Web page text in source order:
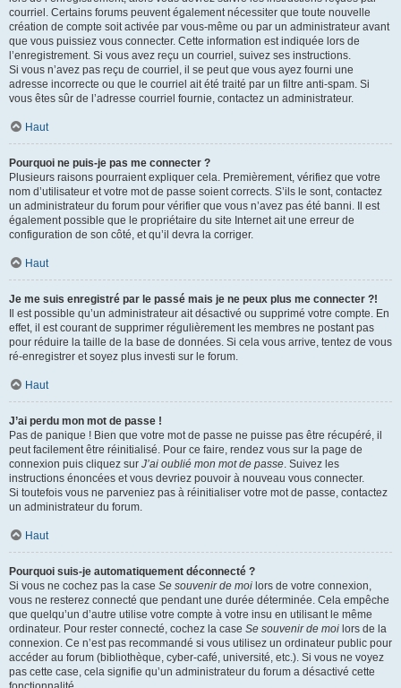
courriel. Certains forums peuvent également nécessiter que toute nouvelle
création de compte soit activée par vous-même ou par un administrateur avant
que vous puissiez vous connecter. Cette information est indiquée lors de
l’enregistrement. Si vous avez reçu un courriel, suivez ses instructions.
Si vous n’avez pas reçu de courriel, il se peut que vous ayez fourni une
adresse incorrecte ou que le courriel ait été traité par un filtre anti-spam. Si
vous êtes sûr de l’adresse courriel fournie, contactez un administrateur.
Haut
Pourquoi ne puis-je pas me connecter ?
Plusieurs raisons pourraient expliquer cela. Premièrement, vérifiez que votre
nom d’utilisateur et votre mot de passe soient corrects. S’ils le sont, contactez
un administrateur du forum pour vérifier que vous n’avez pas été banni. Il est
également possible que le propriétaire du site Internet ait une erreur de
configuration de son côté, et qu’il devra la corriger.
Haut
Je me suis enregistré par le passé mais je ne peux plus me connecter ?!
Il est possible qu’un administrateur ait désactivé ou supprimé votre compte. En
effet, il est courant de supprimer régulièrement les membres ne postant pas
pour réduire la taille de la base de données. Si cela vous arrive, tentez de vous
ré-enregistrer et soyez plus investi sur le forum.
Haut
J’ai perdu mon mot de passe !
Pas de panique ! Bien que votre mot de passe ne puisse pas être récupéré, il
peut facilement être réinitialisé. Pour ce faire, rendez vous sur la page de
connexion puis cliquez sur J’ai oublié mon mot de passe. Suivez les
instructions énoncées et vous devriez pouvoir à nouveau vous connecter.
Si toutefois vous ne parveniez pas à réinitialiser votre mot de passe, contactez
un administrateur du forum.
Haut
Pourquoi suis-je automatiquement déconnecté ?
Si vous ne cochez pas la case Se souvenir de moi lors de votre connexion,
vous ne resterez connecté que pendant une durée déterminée. Cela empêche
que quelqu’un d’autre utilise votre compte à votre insu en utilisant le même
ordinateur. Pour rester connecté, cochez la case Se souvenir de moi lors de la
connexion. Ce n’est pas recommandé si vous utilisez un ordinateur public pour
accéder au forum (bibliothèque, cyber-café, université, etc.). Si vous ne voyez
pas cette case, cela signifie qu’un administrateur du forum a désactivé cette